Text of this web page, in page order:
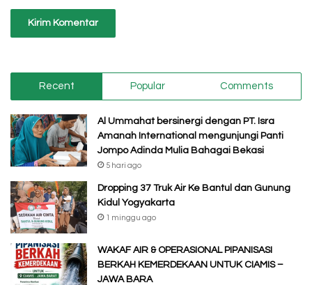
Recent Popular Comments
Al Ummahat bersinergi dengan PT. Isra
Amanah International mengunjungi Panti
Jompo Adinda Mulia Bahagai Bekasi
5 hari ago
Dropping 37 Truk Air Ke Bantul dan Gunung
Kidul Yogyakarta
1 minggu ago
WAKAF AIR & OPERASIONAL PIPANISASI
BERKAH KEMERDEKAAN UNTUK CIAMIS –
JAWA BARA